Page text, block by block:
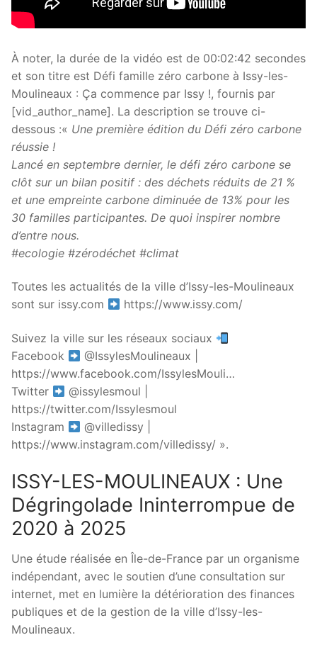
À noter, la durée de la vidéo est de 00:02:42 secondes
et son titre est Défi famille zéro carbone à Issy-les-
Moulineaux : Ça commence par Issy !, fournis par
[vid_author_name]. La description se trouve ci-
dessous :« Une première édition du Défi zéro carbone
réussie !
Lancé en septembre dernier, le défi zéro carbone se
clôt sur un bilan positif : des déchets réduits de 21 %
et une empreinte carbone diminuée de 13% pour les
30 familles participantes. De quoi inspirer nombre
d’entre nous.
#ecologie #zérodéchet #climat
Toutes les actualités de la ville d’Issy-les-Moulineaux
sont sur issy.com
https://www.issy.com/
Suivez la ville sur les réseaux sociaux
Facebook
@IssylesMoulineaux |
https://www.facebook.com/IssylesMouli…
Twitter
@issylesmoul |
https://twitter.com/Issylesmoul
Instagram
@villedissy |
https://www.instagram.com/villedissy/ ».
ISSY-LES-MOULINEAUX : Une
Dégringolade Ininterrompue de
2020 à 2025
Une étude réalisée en Île-de-France par un organisme
indépendant, avec le soutien d’une consultation sur
internet, met en lumière la détérioration des finances
publiques et de la gestion de la ville d’Issy-les-
Moulineaux.